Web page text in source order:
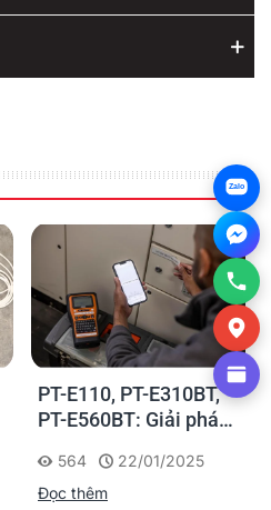
PT-E110, PT-E310BT,
PT-E560BT: Giải pháp
nghiệp của Brother
564
22/01/2025
Đọc thêm
Zalo